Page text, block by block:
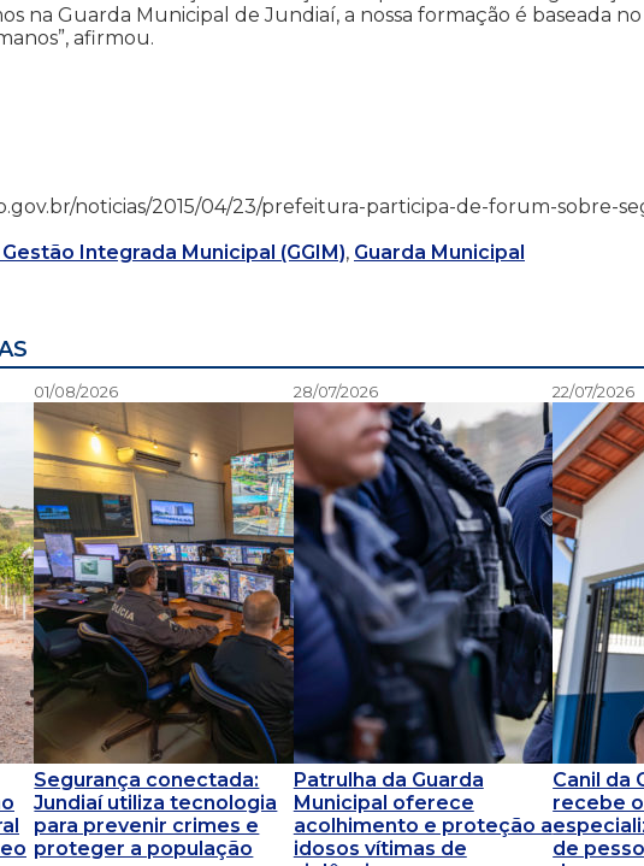
na Guarda Municipal de Jundiaí, a nossa formação é baseada
afirmou.
noticias/2015/04/23/prefeitura-participa-de-forum-sobre-
Integrada Municipal (GGIM), Guarda Municipal
01/08/2026
Segurança conectada:
Jundiaí utiliza tecnologia
para prevenir crimes e
proteger a população
28/07/2026
Patrulha da Guarda
Municipal oferece
acolhimento e proteção a
idosos vítimas de
22/07/2026
Canil da
recebe
de